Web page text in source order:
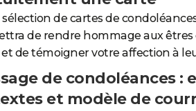
sélection de cartes de
de rendre hommage aux êtres
de témoigner votre affection à
de condoléances :
et modèle de